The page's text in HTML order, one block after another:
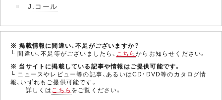
J.コール
※ 掲載情報に間違い、不足がございますか？
└ 間違い、不足等がございましたら、 こちらからお知らせください。
※ 当サイトに掲載している記事や情報はご提供可能です。
└ ニュースやレビュー等の記事、あるいはCD・DVD等のカタログ情
報、いずれもご提供可能です。
詳しくはこちら をご覧ください。